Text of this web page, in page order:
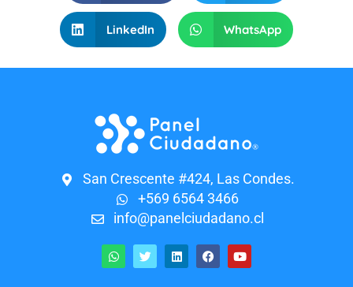
LinkedIn WhatsApp
San Crescente #424, Las Condes.
+569 6564 3466
info@panelciudadano.cl